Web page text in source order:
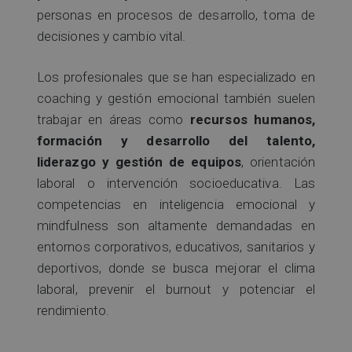
personas en procesos de desarrollo, toma de
decisiones y cambio vital.
Los profesionales que se han especializado en
coaching y gestión emocional también suelen
trabajar en áreas como recursos humanos,
formación y desarrollo del talento,
liderazgo y gestión de equipos, orientación
laboral o intervención socioeducativa. Las
competencias en inteligencia emocional y
mindfulness son altamente demandadas en
entornos corporativos, educativos, sanitarios y
deportivos, donde se busca mejorar el clima
laboral, prevenir el burnout y potenciar el
rendimiento.